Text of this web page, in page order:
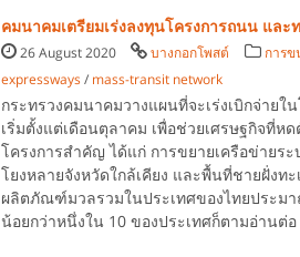
คมนาคมเตรียมเร่งลงทุนโครงการถนน และ
26 August 2020 บางกอกโพสต์
การ
expressways/ mass-transit network
กระทรวงคมนาคมวางแผนที่จะเร่งเบิกจ่าย
เริ่มตั้งแต่เดือนตุลาคม เพื่อช่วยเศรษฐกิจที่ห
โครงการสำคัญ ได้แก่ การขยายเครือข่ายร
โยงหลายจังหวัดใกล้เคียง และพื้นที่ชายฝั่งท
ผลิตภัณฑ์มวลรวมในประเทศของไทยประม
น้อยกว่าหนึ่งใน 10 ของประเทศก็ตามอ่านต่อ